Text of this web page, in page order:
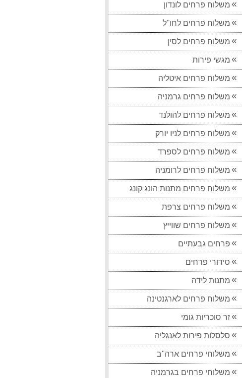
משלוח פרחים לונדון
משלוח פרחים לחו''ל
משלוח פרחים לסין
מגשי פירות
משלוח פרחים איטליה
משלוח פרחים גרמניה
משלוח פרחים להולנד
משלוח פרחים לניו יורק
משלוח פרחים לספרד
משלוח פרחים לרומניה
משלוח פרחים מתנות הונג קונג
משלוח פרחים צרפת
משלוח פרחים שווייץ
פרחים גבעתיים
סידורי פרחים
מתנות לידה
משלוח פרחים לארגנטינה
זר סוכריות גומי
סלסלות פירות לאנגליה
משלוחי פרחים ארה''ב
משלוחי פרחים בגרמניה
350.00 ₪
משלוח פרחים רוסיה 11 ורד לבן חייגו 037513618
385.00 ₪
משלוח זר פרחים צבעוני לרוסיה
משלוח פרחים לניו יורק מהיום להיום
295.00 ₪
משלוח פרחים לאיטליה זר כפרי
320.00 ₪